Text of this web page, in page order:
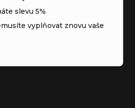
slevu 5%
vyplňovat znovu vaše